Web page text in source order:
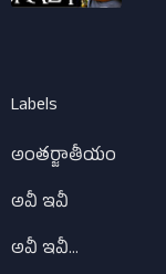
Labels
అంతర్జాతీయం
అవీ ఇవీ
అవీ ఇవీ...